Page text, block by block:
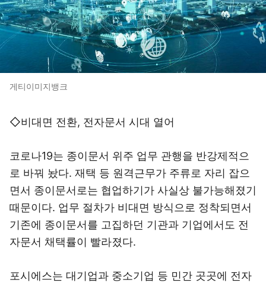
게티이미지뱅크
◇비대면 전환, 전자문서 시대 열어
코로나19는 종이문서 위주 업무 관행을 반강제적으
로 바꿔 놨다. 재택 등 원격근무가 주류로 자리 잡으
면서 종이문서로는 협업하기가 사실상 불가능해졌기
때문이다. 업무 절차가 비대면 방식으로 정착되면서
기존에 종이문서를 고집하던 기관과 기업에서도 전
자문서 채택률이 빨라졌다.
포시에스는 대기업과 중소기업 등 민간 곳곳에 전자